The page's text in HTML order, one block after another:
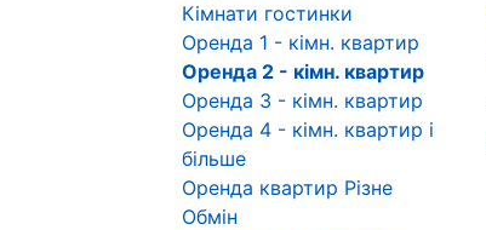
Кімнати гостинки
Оренда 1 - кімн. квартир
Оренда 2 - кімн. квартир
Оренда 3 - кімн. квартир
Оренда 4 - кімн. квартир і
більше
Оренда квартир Різне
Обмін